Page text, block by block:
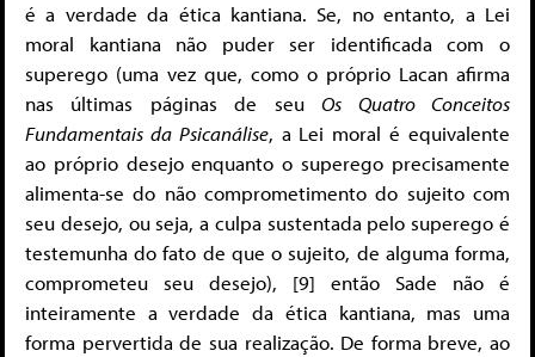
é a verdade da ética kantiana. Se, no entanto, a Lei
moral kantiana não puder ser identificada com o
superego (uma vez que, como o próprio Lacan afirma
nas últimas páginas de seuOs Quatro Conceitos
Fundamentais da Psicanálise, a Lei moral é equivalente
ao próprio desejo enquanto o superego precisamente
alimenta-se do não comprometimento do sujeito com
seu desejo, ou seja, a culpa sustentada pelo superego é
testemunha do fato de que o sujeito, de alguma forma,
comprometeu seu desejo), [9] então Sade não é
inteiramente a verdade da ética kantiana, mas uma
forma pervertida de sua realização. De forma breve, ao